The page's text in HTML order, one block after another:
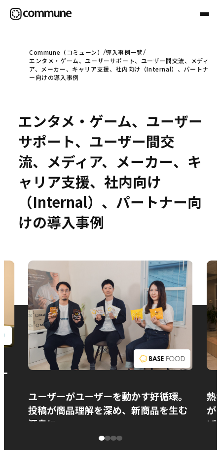
Communeについて
事例
セミナー
お役立ち情報
Commune（コミューン）
導入事例一覧
エンタメ・ゲーム、ユーザーサポート、ユーザー間交流、メディ
ア、メーカー、キャリア支援、社内向け（Internal）、パートナ
ー向けの導入事例
エンタメ・ゲーム、ユーザー
サポート、ユーザー間交
流、メディア、メーカー、キ
ャリア支援、社内向け
（Internal）、パートナー向
けの導入事例
ユーザーがユーザーを動かす好循環。
投稿が商品理解を深め、新商品を生む
源泉に
熱
が
ぱ